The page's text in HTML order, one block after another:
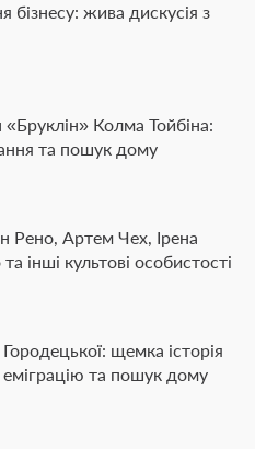
бізнесу: жива дискусія з
Колма Тойбіна:
та пошук дому
Рено, Артем Чех, Ірена
інші культові особистості
щемка історія
та пошук дому